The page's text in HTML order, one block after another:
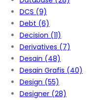
DCS (9)
Debt (6)
Decision (11)
Derivatives (7)
Desain (48)
Desain Grafis (40)
Design (55)
Designer (28)